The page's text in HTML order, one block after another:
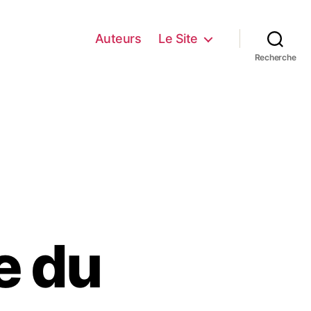
Auteurs Le Site
Recherche
du